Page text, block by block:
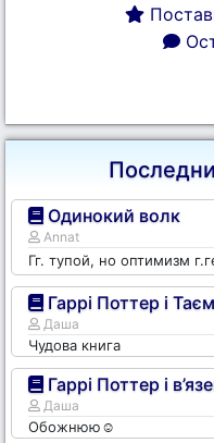
Одинокий волк
Annat
Гг. тупой, но оптимизм
Гаррі Поттер і
Даша
Чудова книга
Гаррі Поттер і
Даша
Обожнюю☺️